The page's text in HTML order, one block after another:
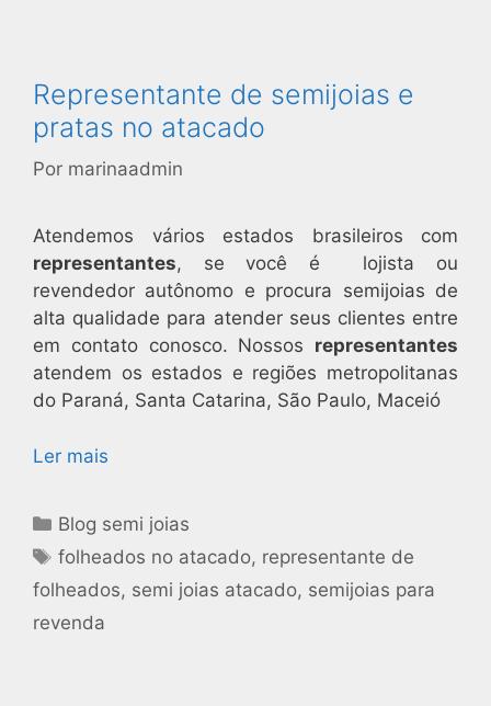
Representante de semijoias e
pratas no atacado
Por marinaadmin
Atendemos vários estados brasileiros com
representantes, se você é lojista ou
revendedor autônomo e procura semijoias de
alta qualidade para atender seus clientes entre
em contato conosco. Nossos representantes
atendem os estados e regiões metropolitanas
do Paraná, Santa Catarina, São Paulo, Maceió
Ler mais
Blog semi joias
folheados no atacado, representante de
folheados, semi joias atacado, semijoias para
revenda